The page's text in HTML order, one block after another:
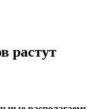
растут